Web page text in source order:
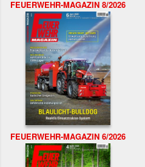
FEUERWEHR-MAGAZIN 8/2026
FEUERWEHR-MAGAZIN 6/2026